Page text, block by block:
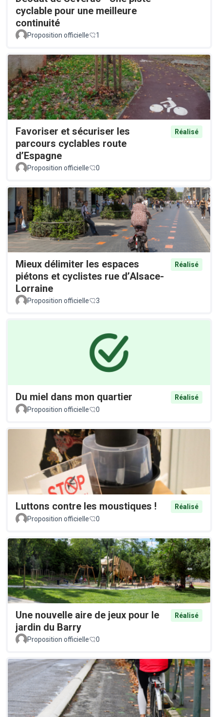
cyclable pour une meilleure
continuité
Proposition officielle 1
Favoriser et sécuriser les
parcours cyclables route
d’Espagne
Réalisé
Proposition officielle 0
Mieux délimiter les espaces
piétons et cyclistes rue d’Alsace-
Lorraine
Réalisé
Proposition officielle 3
Du miel dans mon quartier
Réalisé
Proposition officielle
0
Luttons contre les moustiques !
Réalisé
Proposition officielle
0
Une nouvelle aire de jeux pour le
jardin du Barry
Réalisé
Proposition officielle 0